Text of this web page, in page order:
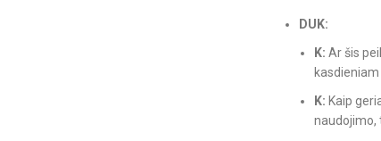
DUK:
K: Ar šis
K: Kaip
naudojimo,